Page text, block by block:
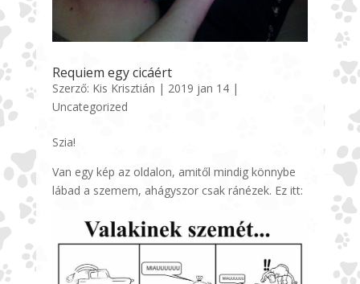
Requiem egy cicáért
Szerző: Kis Krisztián | 2019 jan 14|
Uncategorized
Szia!
Van egy kép az oldalon, amitől mindig könnybe
lábad a szemem, ahágyszor csak ránézek. Ez itt: